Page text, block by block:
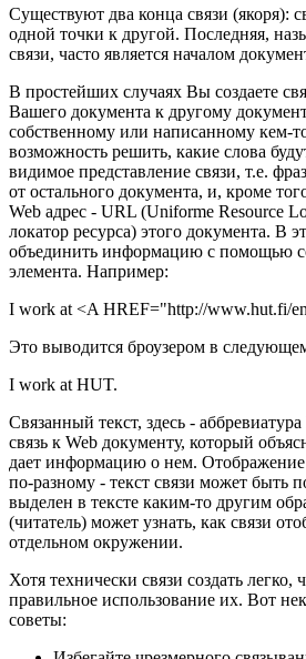
Существуют два конца связи (якоря):
одной точки к другой. Последняя,
связи, часто является началом
В простейших случаях Вы создаете
Вашего документа к другому
собственному или написанному кем-
возможность решить, какие слова
видимое представление связи, т.е.
от остального документа, и, кроме
Web адрес - URL (Uniforme Resource
локатор ресурса) этого документа. В
объединить информацию с помощью
элемента. Например:
I work at <A HREF="http://www.hut.fi/
Это выводится броузером в
I work at HUT.
Связанный текст, здесь -
связь к Web документу, который
дает информацию о нем. Отображение
по-разному - текст связи может быть
выделен в тексте каким-то другим
(читатель) может узнать, как связи
отдельном окружении.
Хотя технически связи создать легко,
правильное использование их. Вот
советы: